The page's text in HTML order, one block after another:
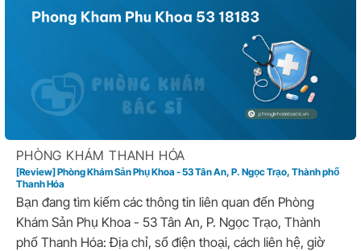
PHÒNG KHÁM THANH HÓA
[Review] Phòng Khám Sản Phụ Khoa - 53 Tân An, P. Ngọc Trạo, Thành phố
Thanh Hóa
Bạn đang tìm kiếm các thông tin liên quan đến Phòng
Khám Sản Phụ Khoa - 53 Tân An, P. Ngọc Trạo, Thành
phố Thanh Hóa: Địa chỉ, số điện thoại, cách liên hệ, giờ